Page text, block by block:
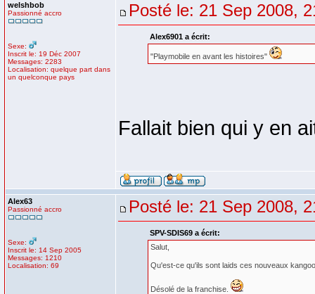
welshbob
Passionné accro
Sexe:
Inscrit le: 19 Déc 2007
Messages: 2283
Localisation: quelque part dans
un quelconque pays
Posté le: 21 Sep 2008,
Alex6901 a écrit:
"Playmobile en avant les histoires"
Fallait bien qui y en
Alex63
Passionné accro
Sexe:
Inscrit le: 14 Sep 2005
Messages: 1210
Localisation: 69
Posté le: 21 Sep 2008,
SPV-SDIS69 a écrit:
Salut,
Qu'est-ce qu'ils sont laids ces nouveaux
Désolé de la franchise.